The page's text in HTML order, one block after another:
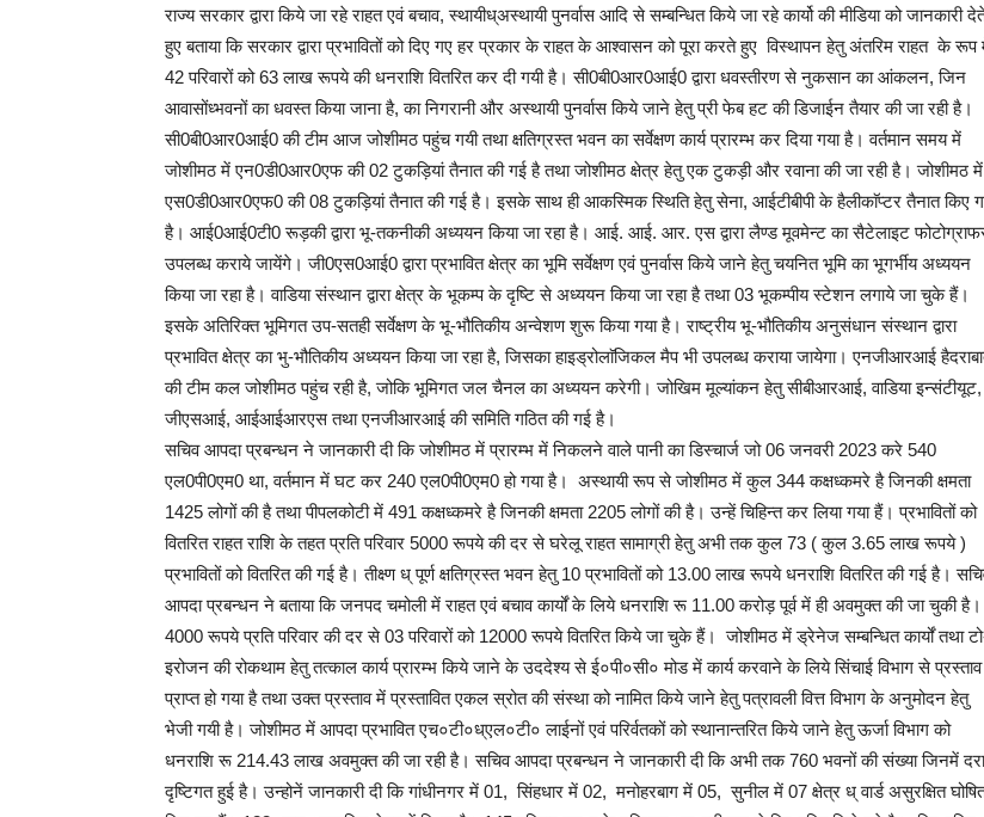
राज्य सरकार द्वारा किये जा रहे राहत एवं बचाव, स्थायीध्अस्थायी पुनर्वास आदि से सम्बन्धित किये जा रहे कार्यो की मीडिया को जानकारी
हुए बताया कि सरकार द्वारा प्रभावितों को दिए गए हर प्रकार के राहत के आश्वासन को पूरा करते हुए विस्थापन हेतु अंतरिम राहत के रूप
42 परिवारों को 63 लाख रूपये की धनराशि वितरित कर दी गयी है। सी0बी0आर0आई0 द्वारा धवस्तीरण से नुकसान का आंकलन, जिन
आवासोंध्भवनों का धवस्त किया जाना है, का निगरानी और अस्थायी पुनर्वास किये जाने हेतु प्री फेब हट की डिजाईन तैयार की जा रही है।
सी0बी0आर0आई0 की टीम आज जोशीमठ पहुंच गयी तथा क्षतिग्रस्त भवन का सर्वेक्षण कार्य प्रारम्भ कर दिया गया है। वर्तमान समय में
जोशीमठ में एन0डी0आर0एफ की 02 टुकड़ियां तैनात की गई है तथा जोशीमठ क्षेत्र हेतु एक टुकड़ी और रवाना की जा रही है। जोशीमठ में
एस0डी0आर0एफ0 की 08 टुकड़ियां तैनात की गई है। इसके साथ ही आकस्मिक स्थिति हेतु सेना, आईटीबीपी के हैलीकाॅप्टर तैनात किए
है। आई0आई0टी0 रूड़की द्वारा भू-तकनीकी अध्ययन किया जा रहा है। आई. आई. आर. एस द्वारा लैण्ड मूवमेन्ट का सैटेलाइट
उपलब्ध कराये जायेंगे। जी0एस0आई0 द्वारा प्रभावित क्षेत्र का भूमि सर्वेक्षण एवं पुनर्वास किये जाने हेतु चयनित भूमि का भूगर्भीय अध्ययन
किया जा रहा है। वाडिया संस्थान द्वारा क्षेत्र के भूकम्प के दृष्टि से अध्ययन किया जा रहा है तथा 03 भूकम्पीय स्टेशन लगाये जा चुके हैं।
इसके अतिरिक्त भूमिगत उप-सतही सर्वेक्षण के भू-भौतिकीय अन्वेशण शुरू किया गया है। राष्ट्रीय भू-भौतिकीय अनुसंधान संस्थान द्वारा
प्रभावित क्षेत्र का भु-भौतिकीय अध्ययन किया जा रहा है, जिसका हाइड्रोलाॅजिकल मैप भी उपलब्ध कराया जायेगा। एनजीआरआई
की टीम कल जोशीमठ पहुंच रही है, जोकि भूमिगत जल चैनल का अध्ययन करेगी। जोखिम मूल्यांकन हेतु सीबीआरआई, वाडिया इन्संटीयूट,
जीएसआई, आईआईआरएस तथा एनजीआरआई की समिति गठित की गई है।
सचिव आपदा प्रबन्धन ने जानकारी दी कि जोशीमठ में प्रारम्भ में निकलने वाले पानी का डिस्चार्ज जो 06 जनवरी 2023 करे 540
एल0पी0एम0 था, वर्तमान में घट कर 240 एल0पी0एम0 हो गया है। अस्थायी रूप से जोशीमठ में कुल 344 कक्षध्कमरे है जिनकी क्षमता
1425 लोगों की है तथा पीपलकोटी में 491 कक्षध्कमरे है जिनकी क्षमता 2205 लोगों की है। उन्हें चिहिन्त कर लिया गया हैं। प्रभावितों को
वितरित राहत राशि के तहत प्रति परिवार 5000 रूपये की दर से घरेलू राहत सामाग्री हेतु अभी तक कुल 73 ( कुल 3.65 लाख रूपये )
प्रभावितों को वितरित की गई है। तीक्ष्ण ध् पूर्ण क्षतिग्रस्त भवन हेतु 10 प्रभावितों को 13.00 लाख रूपये धनराशि वितरित की गई है।
आपदा प्रबन्धन ने बताया कि जनपद चमोली में राहत एवं बचाव कार्यों के लिये धनराशि रू 11.00 करोड़ पूर्व में ही अवमुक्त की जा चुकी है।
4000 रूपये प्रति परिवार की दर से 03 परिवारों को 12000 रूपये वितरित किये जा चुके हैं। जोशीमठ में ड्रेनेज सम्बन्धित कार्यों तथा
इरोजन की रोकथाम हेतु तत्काल कार्य प्रारम्भ किये जाने के उददेश्य से ई०पी०सी० मोड में कार्य करवाने के लिये सिंचाई विभाग से प्रस्ताव
प्राप्त हो गया है तथा उक्त प्रस्ताव में प्रस्तावित एकल स्रोत की संस्था को नामित किये जाने हेतु पत्रावली वित्त विभाग के अनुमोदन हेतु
भेजी गयी है। जोशीमठ में आपदा प्रभावित एच०टी०ध्एल०टी० लाईनों एवं परिर्वतकों को स्थानान्तरित किये जाने हेतु ऊर्जा विभाग को
धनराशि रू 214.43 लाख अवमुक्त की जा रही है। सचिव आपदा प्रबन्धन ने जानकारी दी कि अभी तक 760 भवनों की संख्या जिनमें
दृष्टिगत हुई है। उन्होनें जानकारी दी कि गांधीनगर में 01, सिंहधार में 02, मनोहरबाग में 05, सुनील में 07 क्षेत्र ध् वार्ड असुरक्षित